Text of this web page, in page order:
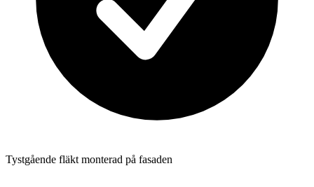
Tystgående fläkt monterad på fasaden